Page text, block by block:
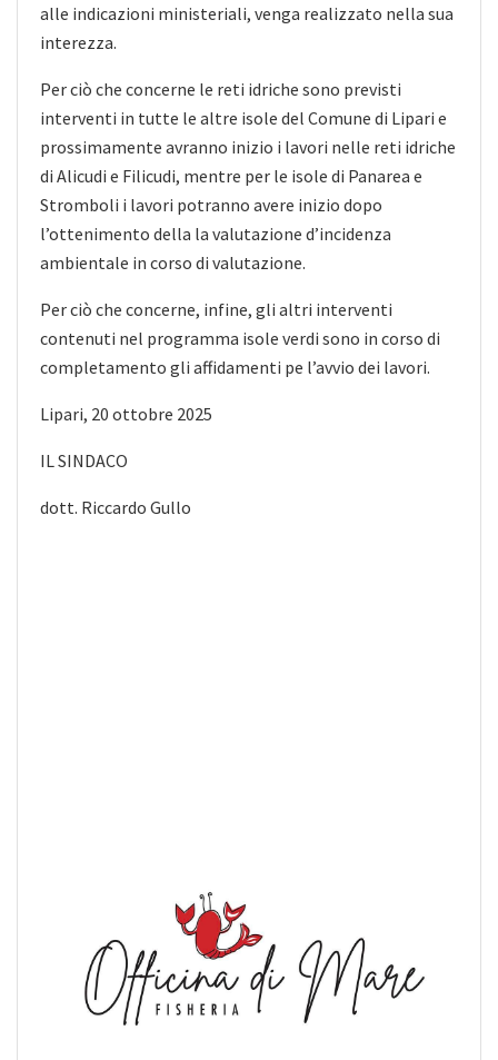
alle indicazioni ministeriali, venga realizzato nella sua
interezza.
Per ciò che concerne le reti idriche sono previsti
interventi in tutte le altre isole del Comune di Lipari e
prossimamente avranno inizio i lavori nelle reti idriche
di Alicudi e Filicudi, mentre per le isole di Panarea e
Stromboli i lavori potranno avere inizio dopo
l’ottenimento della la valutazione d’incidenza
ambientale in corso di valutazione.
Per ciò che concerne, infine, gli altri interventi
contenuti nel programma isole verdi sono in corso di
completamento gli affidamenti pe l’avvio dei lavori.
Lipari, 20 ottobre 2025
IL SINDACO
dott. Riccardo Gullo